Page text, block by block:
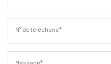
N° de téléphone*
Message*